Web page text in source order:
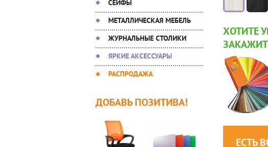
СЕЙФЫ
МЕТАЛЛИЧЕСКАЯ МЕБЕЛЬ
ЖУРНАЛЬНЫЕ СТОЛИКИ
ЯРКИЕ АКСЕССУАРЫ
РАСПРОДАЖА
ДОБАВЬ ПОЗИТИВА!
ХОТИТЕ
ЕСТЬ